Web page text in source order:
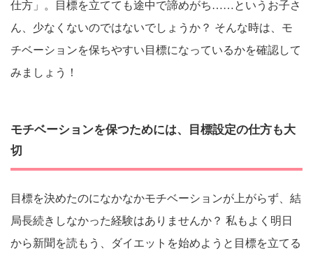
仕方」。目標を立てても途中で諦めがち……というお子さ
ん、少なくないのではないでしょうか？ そんな時は、モ
チベーションを保ちやすい目標になっているかを確認して
みましょう！
モチベーションを保つためには、目標設定の仕方も大
切
目標を決めたのになかなかモチベーションが上がらず、結
局長続きしなかった経験はありませんか？ 私もよく明日
から新聞を読もう、ダイエットを始めようと目標を立てる